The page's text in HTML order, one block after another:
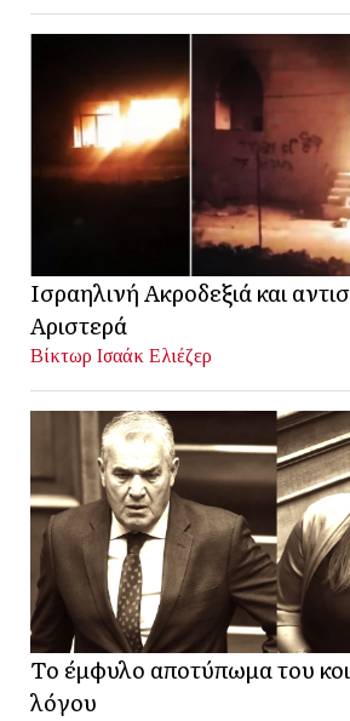
Ισραηλινή Ακροδεξιά και
Αριστερά
Βίκτωρ Ισαάκ Ελιέζερ
Το έμφυλο αποτύπωμα του
λόγου